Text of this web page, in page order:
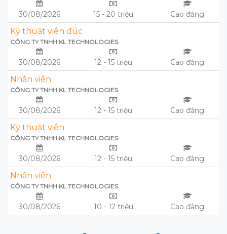
30/08/2026 15 - 20 triệu Cao đẳng
Kỹ thuật viên đúc
CÔNG TY TNHH KL TECHNOLOGIES
30/08/2026 12 - 15 triệu Cao đẳng
Nhân viên
CÔNG TY TNHH KL TECHNOLOGIES
30/08/2026 12 - 15 triệu Cao đẳng
Kỹ thuật viên
CÔNG TY TNHH KL TECHNOLOGIES
30/08/2026 12 - 15 triệu Cao đẳng
Nhân viên
CÔNG TY TNHH KL TECHNOLOGIES
30/08/2026 10 - 12 triệu Cao đẳng